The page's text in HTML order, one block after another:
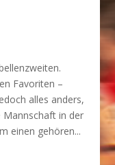
Favoriten –
alles anders,
Mannschaft in der
einen gehören...